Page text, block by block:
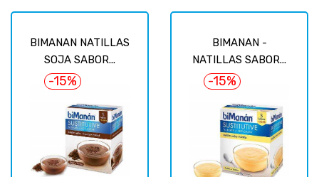
BIMANAN NATILLAS
SOJA SABOR...
-15%
BIMANAN -
NATILLAS SABOR...
-15%